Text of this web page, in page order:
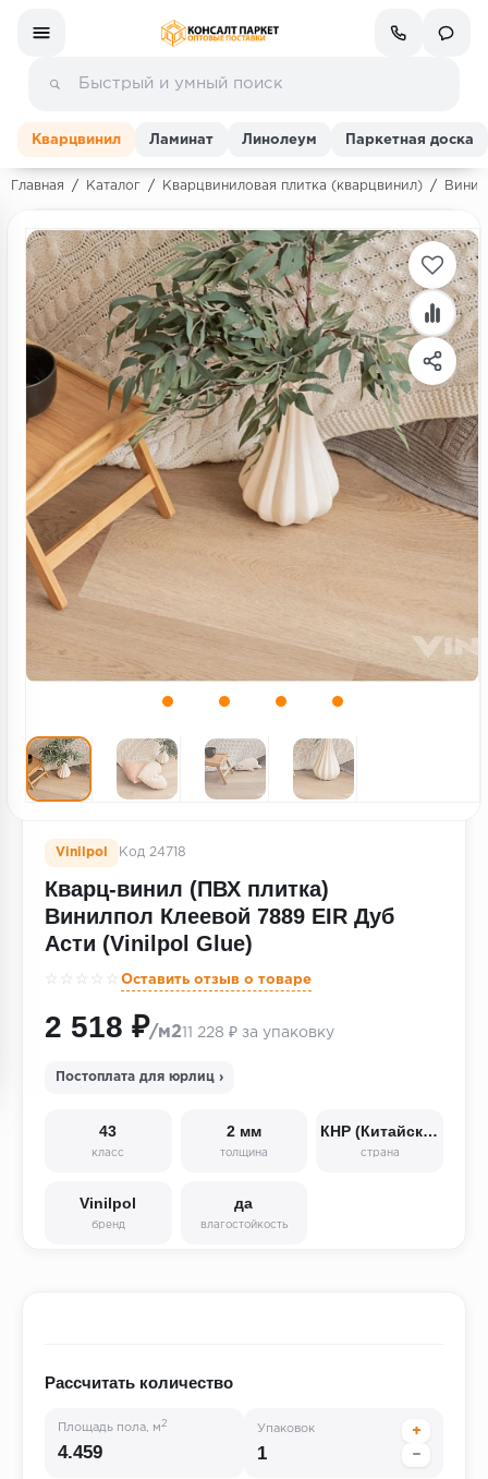
Ламинат
Линолеум
Кварц-винил (ПВХ плитка)
Инженерная доска
Паркетная доска
Террасная доска
Пробковое покрытие
Ковровая плитка
Плинтус
Строительные материалы
Кварцвинил Ламинат Линолеум Паркетная доска
Главная / Каталог / Кварцвиниловая плитка (кварцвинил) /
Vinilpol Код 24718
Кварц-винил (ПВХ плитка)
Винилпол Клеевой 7889 EIR Дуб
Асти (Vinilpol Glue)
☆☆☆☆☆ Оставить отзыв о товаре
2 518 ₽/м211 228 ₽ за упаковку
Постоплата для юрлиц ›
43
класс
2 мм
толщина
КНР (Китайская Народная Республика)
страна
Vinilpol
бренд
да
влагостойкость
Рассчитать количество
Площадь пола, м 2
Упаковок
+
−